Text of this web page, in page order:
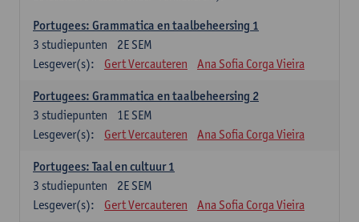
Portugees: Grammatica en taalbeheersing 1
2E SEM
3 studiepunten
Lesgever(s):
Gert Vercauteren Ana Sofia Corga Vieira
Portugees: Grammatica en taalbeheersing 2
1E SEM
3 studiepunten
Lesgever(s):
Gert Vercauteren Ana Sofia Corga Vieira
Portugees: Taal en cultuur 1
2E SEM
3 studiepunten
Lesgever(s):
Gert Vercauteren Ana Sofia Corga Vieira